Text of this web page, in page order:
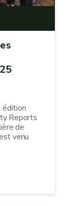
Reports
de
venu